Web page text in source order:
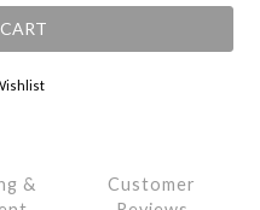
&
Customer